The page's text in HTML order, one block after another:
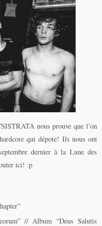
nous prouve que l’on
qui dépote! Ils nous ont
dernier à la Lune des
ici! :p
// Album “Deus Salutis